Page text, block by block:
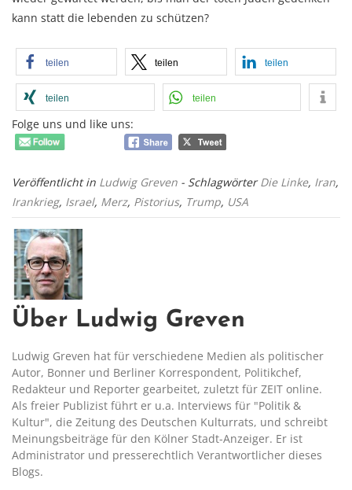
kann statt die lebenden zu schützen?
teilen teilen teilen
teilen teilen
Folge uns und like uns:
Veröffentlicht in Ludwig Greven - SchlagwörterDie Linke, Iran,
Irankrieg, Israel, Merz, Pistorius, Trump, USA
Über Ludwig Greven
Ludwig Greven hat für verschiedene Medien als politischer
Autor, Bonner und Berliner Korrespondent, Politikchef,
Redakteur und Reporter gearbeitet, zuletzt für ZEIT online.
Als freier Publizist führt er u.a. Interviews für "Politik &
Kultur", die Zeitung des Deutschen Kulturrats, und schreibt
Meinungsbeiträge für den Kölner Stadt-Anzeiger. Er ist
Administrator und presserechtlich Verantwortlicher dieses
Blogs.